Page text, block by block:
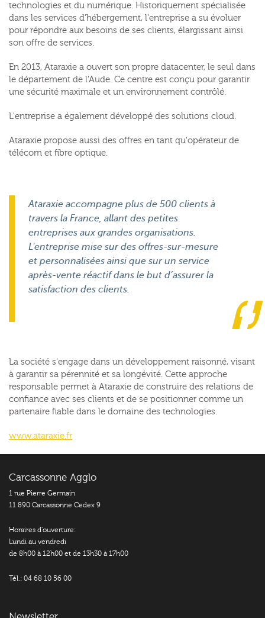
technologies et du numérique. Historiquement spécialisée
dans les services d’hébergement, l'entreprise a su évoluer
pour répondre aux besoins de ses clients, élargissant ainsi
son offre de services.
En 2013, Ataraxie a ouvert son propre datacenter, le seul dans
le département de l’Aude. Ce centre est conçu pour garantir
une sécurité maximale et un environnement contrôlé.
L'entreprise a également développé des solutions cloud.
Ataraxie propose aussi des offres en tant qu'opérateur de
télécom et fibre optique.
Ataraxie accompagne plus de 500 clients à
travers la France, allant des petites
entreprises aux grandes organisations.
L'entreprise mise sur des offres-sur-mesure
et personnalisées ainsi que sur un service
après-vente réactif dans le but d’assurer la
satisfaction des clients.
La société s'engage dans un développement raisonné, visant
à garantir sa pérennité et sa longévité. Cette approche
responsable permet à Ataraxie de construire des relations de
confiance avec ses clients et de se positionner comme un
partenaire fiable dans le domaine des technologies.
www.ataraxie.fr
Carcassonne Agglo
1 rue Pierre Germain
11 890 Carcassonne Cedex 9
Horaires d’ouverture:
Lundi au vendredi
de 8h00 à 12h00 et de 13h30 à 17h00
Tél.: 04 68 10 56 00